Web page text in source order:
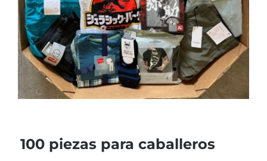
100 piezas para caballeros